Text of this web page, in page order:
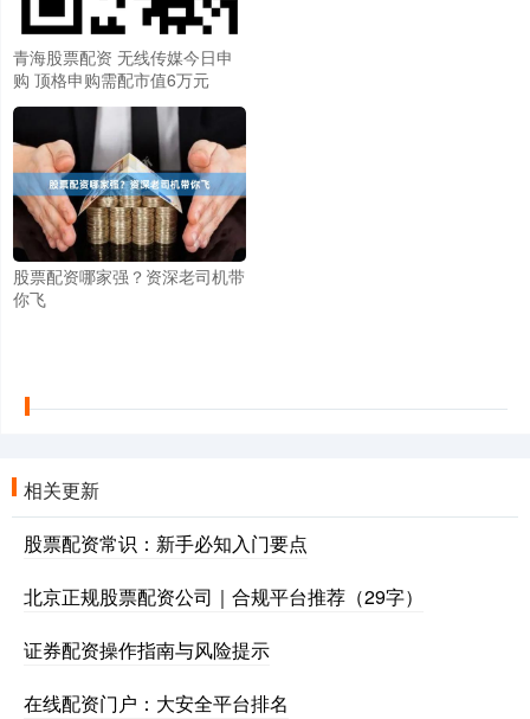
青海股票配资 无线传媒今日申
购 顶格申购需配市值6万元
股票配资哪家强？资深老司机带
你飞
相关更新
股票配资常识：新手必知入门要点
北京正规股票配资公司｜合规平台推荐（29字）
证券配资操作指南与风险提示
在线配资门户：大安全平台排名